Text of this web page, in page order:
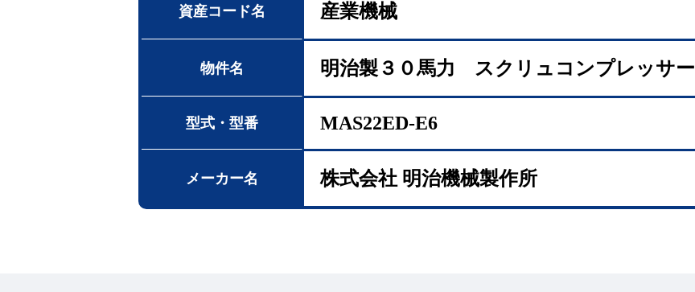
資産コード名 産業機械
物件名 明治製３０馬力 スクリュコンプレッサー
型式・型番 MAS22ED-E6
メーカー名 株式会社 明治機械製作所